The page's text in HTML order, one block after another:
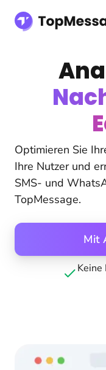
Optimieren Sie
Ihre Nutzer und
SMS- und
TopMessage.
Mit